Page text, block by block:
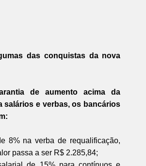
das conquistas da nova
de aumento acima da
salários e verbas, os bancários
8% na verba de requalificação,
passa a ser R$ 2.285,84;